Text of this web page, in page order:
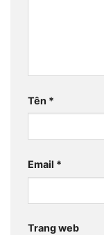
Tên *
Email *
Trang web